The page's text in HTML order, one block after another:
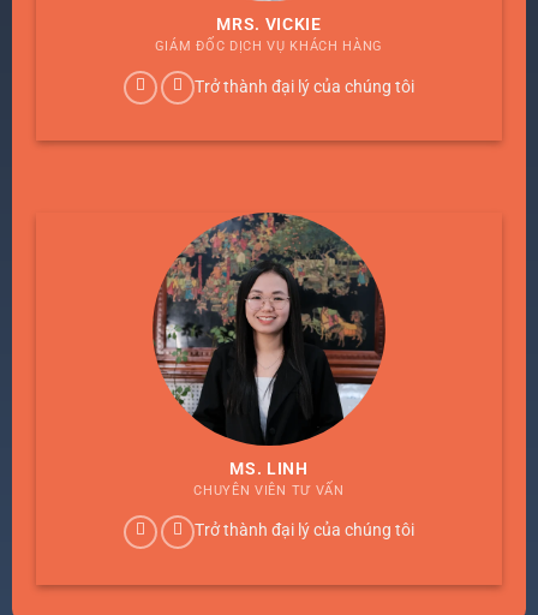
MRS. VICKIE
GIÁM ĐỐC DỊCH VỤ KHÁCH HÀNG
Trở thành đại lý của chúng tôi
MS. LINH
CHUYÊN VIÊN TƯ VẤN
Trở thành đại lý của chúng tôi